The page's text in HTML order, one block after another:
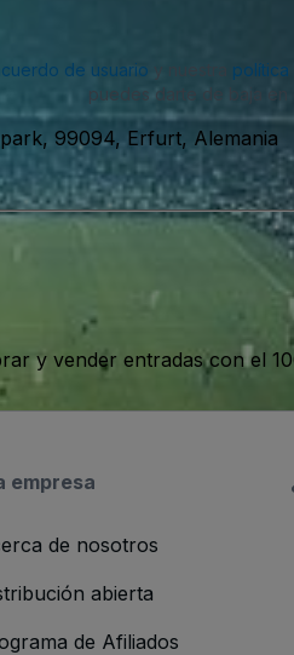
de usuario
puedes darte de baja en
99094, Erfurt, Alemania
y vender entradas con el
empresa
de nosotros
abierta
de Afiliados